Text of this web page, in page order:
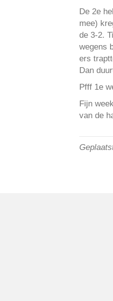
De 2e
mee)
de 3-2.
wegens
ers
Dan
Pfff 1e
Fijn
van de